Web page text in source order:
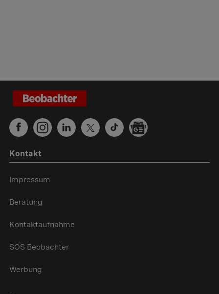
Kontakt
Impressum
Beratung
Kontaktaufnahme
SOS Beobachter
Werbung